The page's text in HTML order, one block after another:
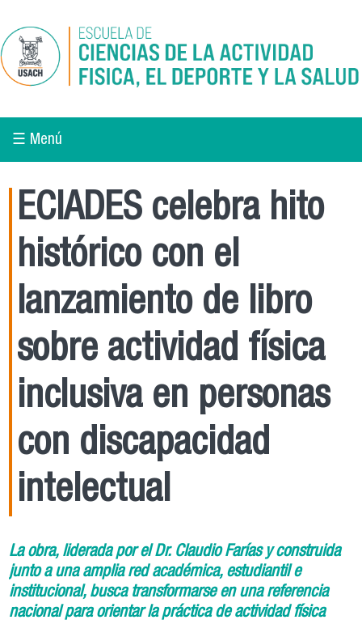
☰ Menú
ECIADES celebra hito
histórico con el
lanzamiento de libro
sobre actividad física
inclusiva en personas
con discapacidad
intelectual
La obra, liderada por el Dr. Claudio Farías y construida
junto a una amplia red académica, estudiantil e
institucional, busca transformarse en una referencia
nacional para orientar la práctica de actividad física